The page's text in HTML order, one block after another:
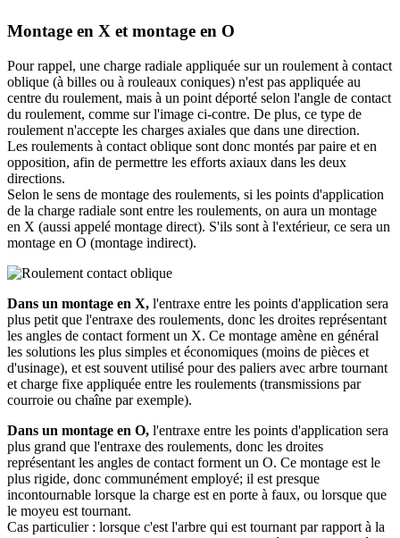
Montage en X et montage en O
Pour rappel, une charge radiale appliquée sur un roulement à contact
oblique (à billes ou à rouleaux coniques) n'est pas appliquée au
centre du roulement, mais à un point déporté selon l'angle de contact
du roulement, comme sur l'image ci-contre. De plus, ce type de
roulement n'accepte les charges axiales que dans une direction.
Les roulements à contact oblique sont donc montés par paire et en
opposition, afin de permettre les efforts axiaux dans les deux
directions.
Selon le sens de montage des roulements, si les points d'application
de la charge radiale sont entre les roulements, on aura un montage
en X (aussi appelé montage direct). S'ils sont à l'extérieur, ce sera un
montage en O (montage indirect).
Dans un montage en X, l'entraxe entre les points d'application sera
plus petit que l'entraxe des roulements, donc les droites représentant
les angles de contact forment un X. Ce montage amène en général
les solutions les plus simples et économiques (moins de pièces et
d'usinage), et est souvent utilisé pour des paliers avec arbre tournant
et charge fixe appliquée entre les roulements (transmissions par
courroie ou chaîne par exemple).
Dans un montage en O, l'entraxe entre les points d'application sera
plus grand que l'entraxe des roulements, donc les droites
représentant les angles de contact forment un O. Ce montage est le
plus rigide, donc communément employé; il est presque
incontournable lorsque la charge est en porte à faux, ou lorsque que
le moyeu est tournant.
Cas particulier : lorsque c'est l'arbre qui est tournant par rapport à la